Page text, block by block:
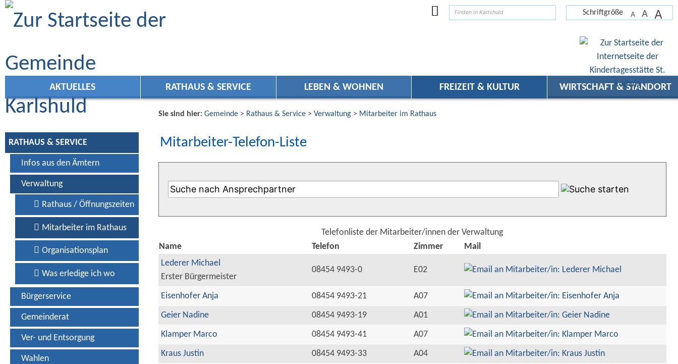
Zum Inhalt
Schriftgröße A A A
AKTUELLES RATHAUS & SERVICE LEBEN & WOHNEN FREIZEIT & KULTUR WIRTSCHAFT & STANDORT
RATHAUS & SERVICE
Infos aus den Ämtern
Verwaltung
Rathaus / Öffnungszeiten
Mitarbeiter im Rathaus
Organisationsplan
Was erledige ich wo
Bürgerservice
Gemeinderat
Ver- und Entsorgung
Wahlen
Sie sind hier: Gemeinde> Rathaus & Service> Verwaltung> Mitarbeiter im Rathaus
Mitarbeiter-Telefon-Liste
Telefonliste der Mitarbeiter/innen der Verwaltung
Name
Telefon Zimmer
Mail
Lederer Michael
Erster Bürgermeister
08454 9493-0 E02
Eisenhofer Anja 08454 9493-21
A07
Geier Nadine
08454 9493-19
A01
Klamper Marco
08454 9493-41
A07
Kraus Justin
08454 9493-33
A04